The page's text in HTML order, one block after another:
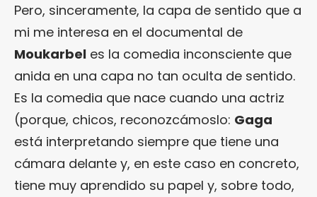
Pero, sinceramente, la capa de sentido que a
mi me interesa en el documental de
Moukarbel es la comedia inconsciente que
anida en una capa no tan oculta de sentido.
Es la comedia que nace cuando una actriz
(porque, chicos, reconozcámoslo: Gaga
está interpretando siempre que tiene una
cámara delante y, en este caso en concreto,
tiene muy aprendido su papel y, sobre todo,